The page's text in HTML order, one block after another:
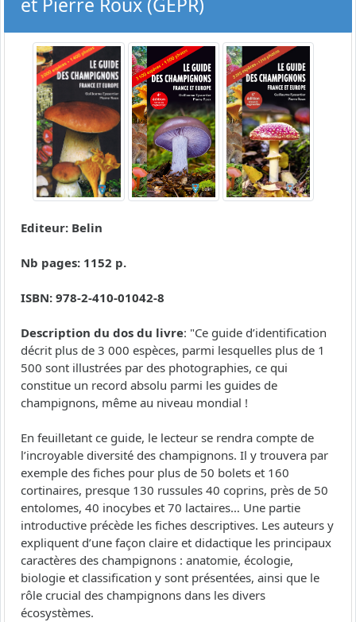
Editeur: Belin
Nb pages: 1152 p.
ISBN: 978-2-410-01042-8
Description du dos du livre: "Ce guide d’identification
décrit plus de 3 000 espèces, parmi lesquelles plus de 1
500 sont illustrées par des photographies, ce qui
constitue un record absolu parmi les guides de
champignons, même au niveau mondial !
En feuilletant ce guide, le lecteur se rendra compte de
l’incroyable diversité des champignons. Il y trouvera par
exemple des fiches pour plus de 50 bolets et 160
cortinaires, presque 130 russules 40 coprins, près de 50
entolomes, 40 inocybes et 70 lactaires… Une partie
introductive précède les fiches descriptives. Les auteurs y
expliquent d’une façon claire et didactique les principaux
caractères des champignons : anatomie, écologie,
biologie et classification y sont présentées, ainsi que le
rôle crucial des champignons dans les divers
écosystèmes.